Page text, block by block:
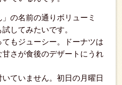
の名前の通りボリューミ
してみたいです。
もジューシー。ドーナツは
さが食後のデザートにうれ
ていません。初日の月曜日